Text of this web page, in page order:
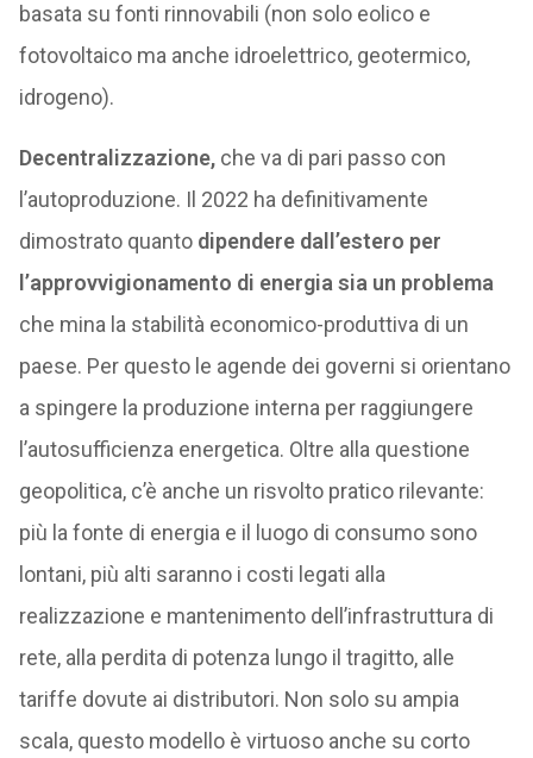
basata su fonti rinnovabili (non solo eolico e
fotovoltaico ma anche idroelettrico, geotermico,
idrogeno).
Decentralizzazione, che va di pari passo con
l’autoproduzione. Il 2022 ha definitivamente
dimostrato quanto dipendere dall’estero per
l’approvvigionamento di energia sia un problema
che mina la stabilità economico-produttiva di un
paese. Per questo le agende dei governi si orientano
a spingere la produzione interna per raggiungere
l’autosufficienza energetica. Oltre alla questione
geopolitica, c’è anche un risvolto pratico rilevante:
più la fonte di energia e il luogo di consumo sono
lontani, più alti saranno i costi legati alla
realizzazione e mantenimento dell’infrastruttura di
rete, alla perdita di potenza lungo il tragitto, alle
tariffe dovute ai distributori. Non solo su ampia
scala, questo modello è virtuoso anche su corto